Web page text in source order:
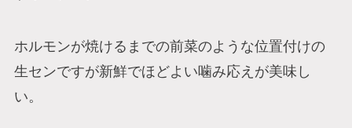
ホルモンが焼けるまでの前菜のような位置付けの
生センですが新鮮でほどよい噛み応えが美味し
い。